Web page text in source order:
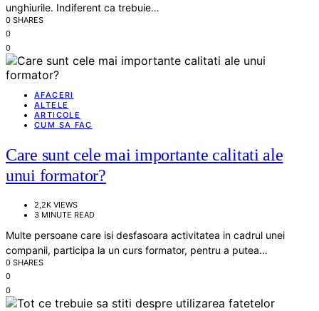
unghiurile. Indiferent ca trebuie…
0 SHARES
0
0
AFACERI
ALTELE
ARTICOLE
CUM SA FAC
Care sunt cele mai importante calitati ale
unui formator?
2,2K VIEWS
3 MINUTE READ
Multe persoane care isi desfasoara activitatea in cadrul unei
companii, participa la un curs formator, pentru a putea…
0 SHARES
0
0